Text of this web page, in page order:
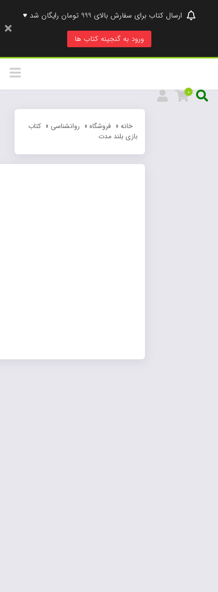
ارسال کتاب برای سفارش بالای 999 تومان رایگان شد ♥
ورود به گنجینه کتاب ها
فروشگاه » روانشناسی» کتاب
بازی بلند مدت